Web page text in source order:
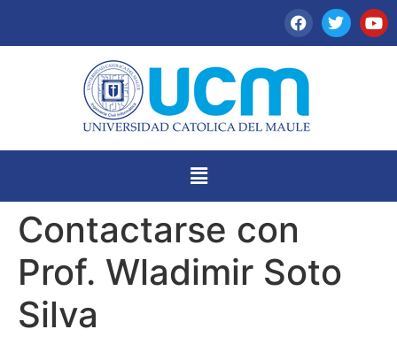
Contactarse con
Prof. Wladimir Soto
Silva